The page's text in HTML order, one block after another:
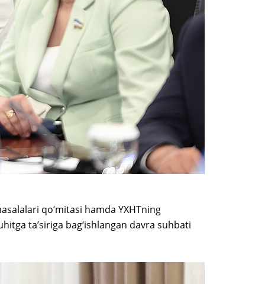
qo‘mitasi hamda YXHTning
ta’siriga bag‘ishlangan davra suhbati